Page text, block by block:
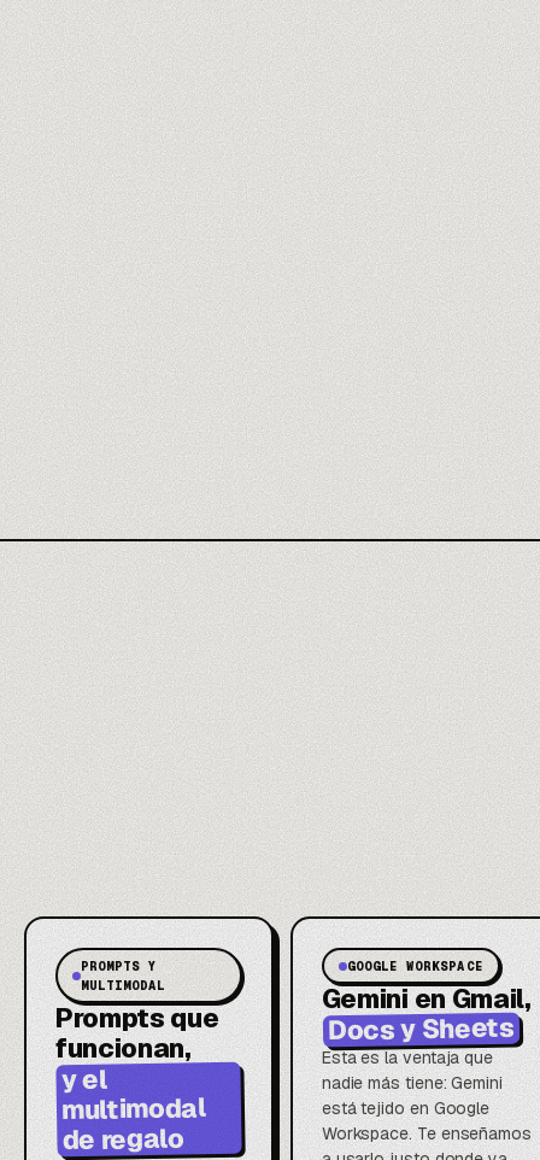
AGENCIA GEMINI OPINIÓN GEMINI
PROMPTS Y
MULTIMODAL
Prompts que
funcionan,
y el
multimodal
de regalo
GOOGLE WORKSPACE
Gemini en Gmail,
Docs y Sheets
Esta es la ventaja que
nadie más tiene: Gemini
está tejido en Google
Workspace. Te enseñamos